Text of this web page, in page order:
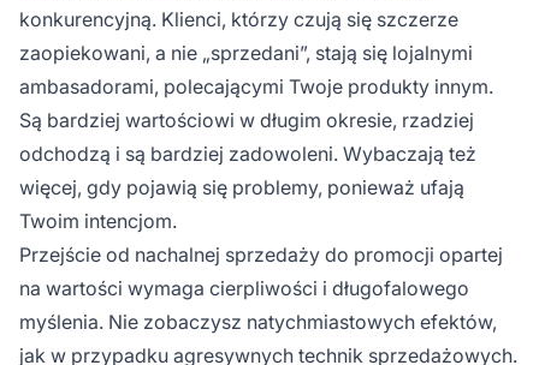
konkurencyjną. Klienci, którzy czują się szczerze
zaopiekowani, a nie „sprzedani”, stają się lojalnymi
ambasadorami, polecającymi Twoje produkty innym.
Są bardziej wartościowi w długim okresie, rzadziej
odchodzą i są bardziej zadowoleni. Wybaczają też
więcej, gdy pojawią się problemy, ponieważ ufają
Twoim intencjom.
Przejście od nachalnej sprzedaży do promocji opartej
na wartości wymaga cierpliwości i długofalowego
myślenia. Nie zobaczysz natychmiastowych efektów,
jak w przypadku agresywnych technik sprzedażowych.